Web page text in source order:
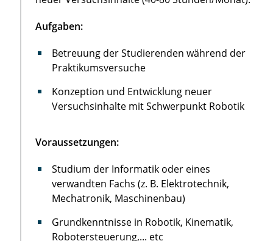
Aufgaben:
Betreuung der Studierenden während der
Praktikumsversuche
Konzeption und Entwicklung neuer
Versuchsinhalte mit Schwerpunkt Robotik
Voraussetzungen:
Studium der Informatik oder eines
verwandten Fachs (z. B. Elektrotechnik,
Mechatronik, Maschinenbau)
Grundkenntnisse in Robotik, Kinematik,
Robotersteuerung,... etc